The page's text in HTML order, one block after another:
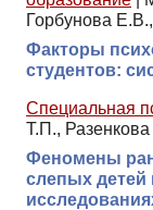
Горбунова
Факторы
студентов:
Специальная
Т.П.,
Феномены
слепых детей